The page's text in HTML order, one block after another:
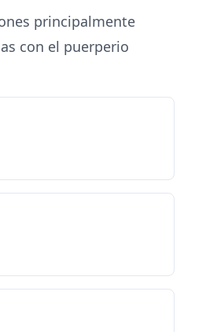
principalmente
con el puerperio